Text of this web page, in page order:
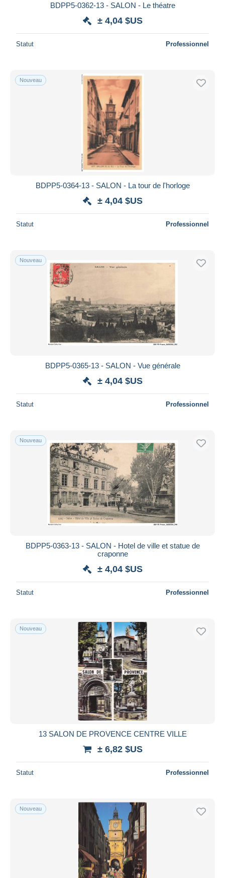
BDPP5-0362-13 - SALON - Le théatre
± 4,04 $US
Statut Professionnel
Nouveau
BDPP5-0364-13 - SALON - La tour de l'horloge
± 4,04 $US
Statut Professionnel
Nouveau
BDPP5-0365-13 - SALON - Vue générale
± 4,04 $US
Statut Professionnel
Nouveau
BDPP5-0363-13 - SALON - Hotel de ville et statue de
craponne
± 4,04 $US
Statut Professionnel
Nouveau
13 SALON DE PROVENCE CENTRE VILLE
± 6,82 $US
Statut Professionnel
Nouveau